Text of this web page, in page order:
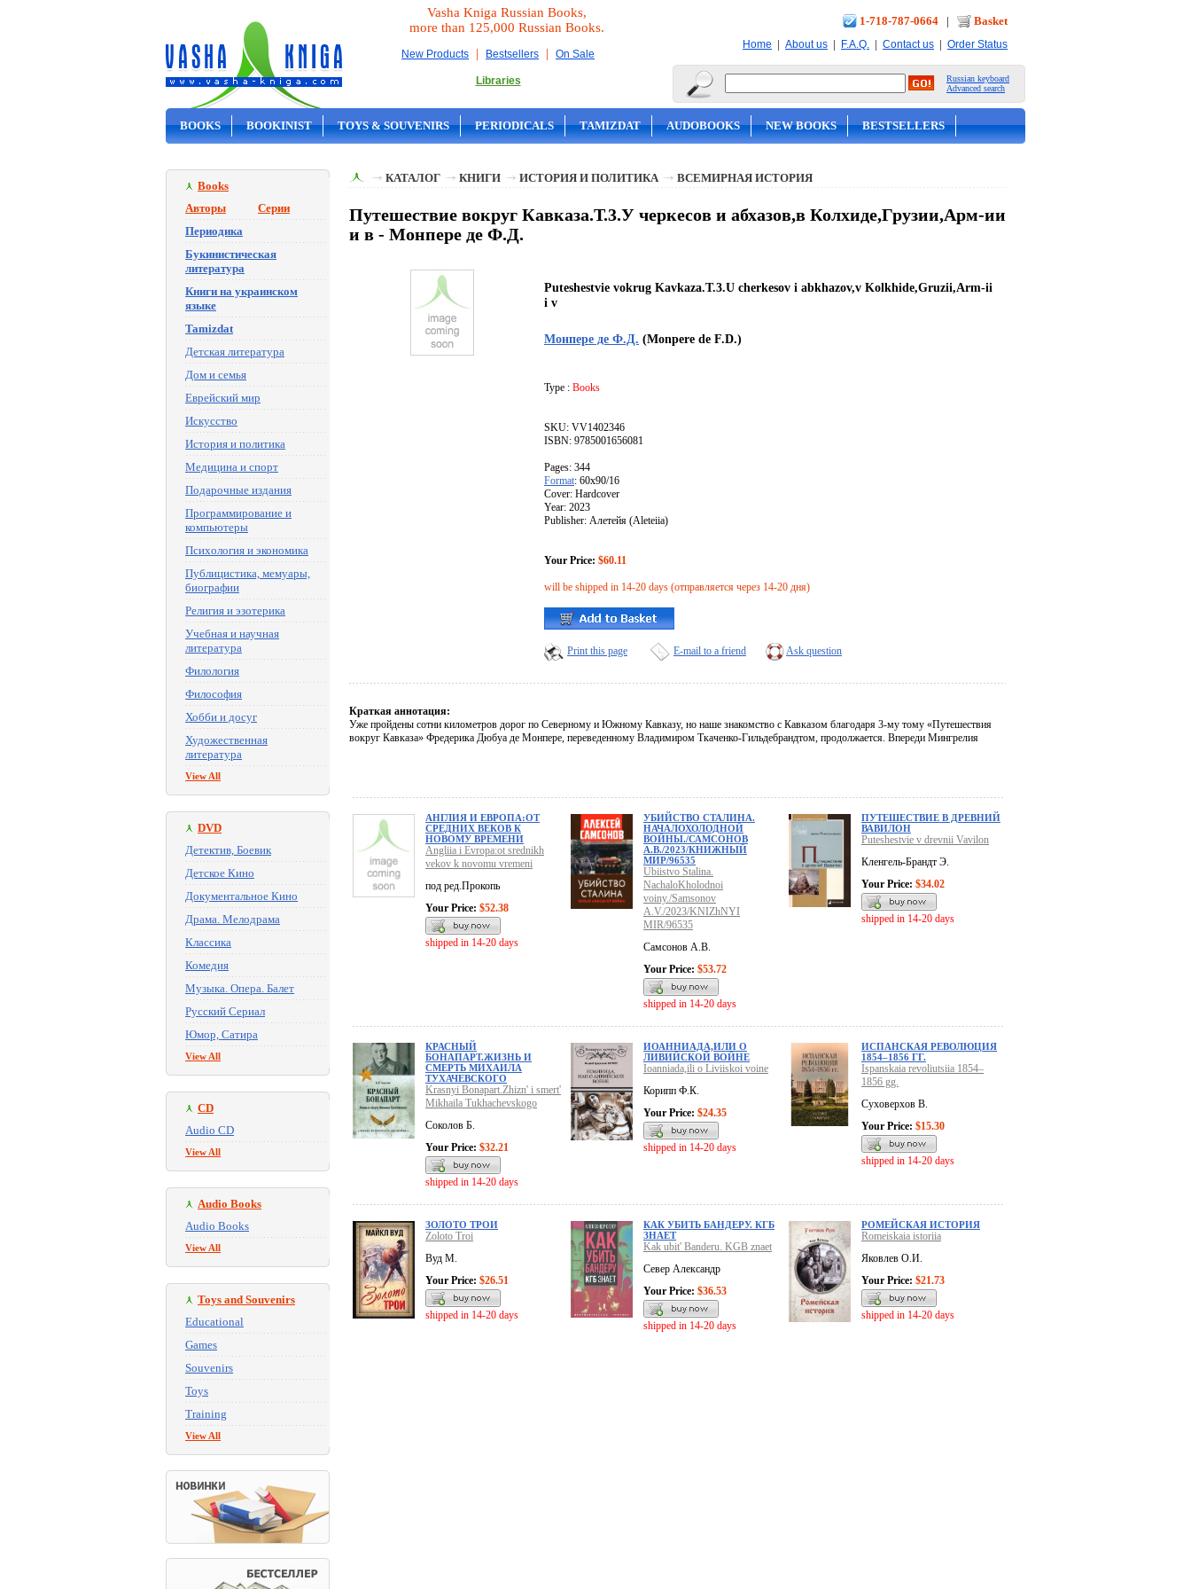
Vasha Kniga Russian Books,
more than 125,000 Russian Books.
New Products | Bestsellers | On Sale
Libraries
1-718-787-0664 | Basket
Home | About us | F.A.Q. | Contact us | Order Status
Russian keyboard
Advanced search
BOOKS BOOKINIST TOYS & SOUVENIRS PERIODICALS TAMIZDAT AUDOBOOKS NEW BOOKS BESTSELLERS
Books
Авторы
Серии
Периодика
Букинистическая
литература
Книги на украинском
языке
Tamizdat
Детская литература
Дом и семья
Еврейский мир
Искусство
История и политика
Медицина и спорт
Подарочные издания
Программирование и
компьютеры
Психология и экономика
Публицистика, мемуары,
биографии
Религия и эзотерика
Учебная и научная
литература
Филология
Философия
Хобби и досуг
Художественная
литература
View All
DVD
Детектив, Боевик
Детское Кино
Документальное Кино
Драма. Мелодрама
Классика
Комедия
Музыка. Опера. Балет
Русский Сериал
Юмор, Сатира
View All
CD
Audio CD
View All
Audio Books
Audio Books
View All
Toys and Souvenirs
Educational
Games
Souvenirs
Toys
Training
View All
КАТАЛОГ КНИГИ ИСТОРИЯ И ПОЛИТИКА ВСЕМИРНАЯ ИСТОРИЯ
Путешествие вокруг Кавказа.Т.3.У черкесов и абхазов,в Колхиде,Грузии,Арм-ии
и в - Монпере де Ф.Д.
Puteshestvie vokrug Kavkaza.T.3.U cherkesov i abkhazov,v Kolkhide,Gruzii,Arm-ii
i v
Монпере де Ф.Д. (Monpere de F.D.)
Type : Books
SKU: VV1402346
ISBN: 9785001656081
Pages: 344
Format: 60x90/16
Cover: Hardcover
Year: 2023
Publisher: Алетейя (Aleteiia)
Your Price: $60.11
will be shipped in 14-20 days (отправляется через 14-20 дня)
Print this page E-mail to a friend Ask question
Краткая аннотация:
Уже пройдены сотни километров дорог по Северному и Южному Кавказу, но наше знакомство с Кавказом благодаря 3-му тому «Путешествия
вокруг Кавказа» Фредерика Дюбуа де Монпере, переведенному Владимиром Ткаченко-Гильдебрандтом, продолжается. Впереди Мингрелия
АНГЛИЯ И ЕВРОПА:ОТ
СРЕДНИХ ВЕКОВ К
НОВОМУ ВРЕМЕНИ
Angliia i Evropa:ot srednikh
vekov k novomu vremeni
под ред.Прокопь
Your Price: $52.38
shipped in 14-20 days
УБИЙСТВО СТАЛИНА.
НАЧАЛОХОЛОДНОЙ
ВОЙНЫ./САМСОНОВ
А.В./2023/КНИЖНЫЙ
МИР/96535
Ubiistvo Stalina.
NachaloKholodnoi
voiny./Samsonov
A.V./2023/KNIZhNYI
MIR/96535
Самсонов А.В.
Your Price: $53.72
shipped in 14-20 days
ПУТЕШЕСТВИЕ В ДРЕВНИЙ
ВАВИЛОН
Puteshestvie v drevnii Vavilon
Кленгель-Брандт Э.
Your Price: $34.02
shipped in 14-20 days
КРАСНЫЙ
БОНАПАРТ.ЖИЗНЬ И
СМЕРТЬ МИХАИЛА
ТУХАЧЕВСКОГО
Krasnyi Bonapart.Zhizn' i smert'
Mikhaila Tukhachevskogo
Соколов Б.
Your Price: $32.21
shipped in 14-20 days
ИОАННИАДА,ИЛИ О
ЛИВИЙСКОЙ ВОЙНЕ
Ioanniada,ili o Liviiskoi voine
Корипп Ф.К.
Your Price: $24.35
shipped in 14-20 days
ИСПАНСКАЯ РЕВОЛЮЦИЯ
1854–1856 ГГ.
Ispanskaia revoliutsiia 1854–
1856 gg.
Суховерхов В.
Your Price: $15.30
shipped in 14-20 days
ЗОЛОТО ТРОИ
Zoloto Troi
Вуд М.
Your Price: $26.51
shipped in 14-20 days
КАК УБИТЬ БАНДЕРУ. КГБ
ЗНАЕТ
Kak ubit' Banderu. KGB znaet
Север Александр
Your Price: $36.53
shipped in 14-20 days
РОМЕЙСКАЯ ИСТОРИЯ
Romeiskaia istoriia
Яковлев О.И.
Your Price: $21.73
shipped in 14-20 days